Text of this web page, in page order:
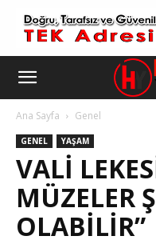
Ana Sayfa Genel
GENEL YAŞAM
VALI
MÜZELER
OLABILIR”